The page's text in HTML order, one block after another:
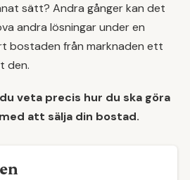
sätt? Andra gånger kan det
andra lösningar under en
bostaden från marknaden ett
den.
veta precis hur du ska göra
att sälja din bostad.